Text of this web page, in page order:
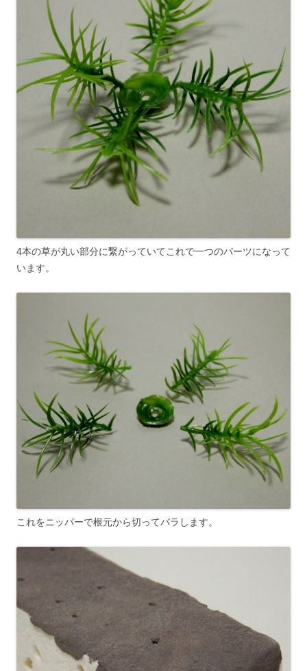
4本の草が丸い部分に繋がっていてこれで一つのパーツになって
います。
これをニッパーで根元から切ってバラします。